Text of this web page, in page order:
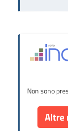
Non sono
Altre